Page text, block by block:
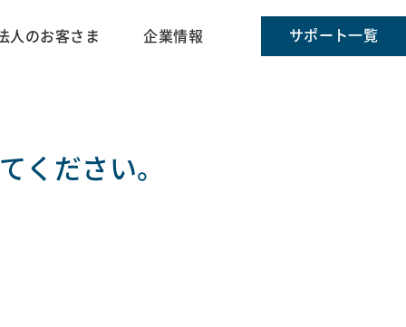
人のお客さま 企業情報 サポート一覧
ください。